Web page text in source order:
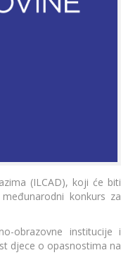
(ILCAD), koji će biti
konkurs za
obrazovne institucije i
djece o opasnostima na